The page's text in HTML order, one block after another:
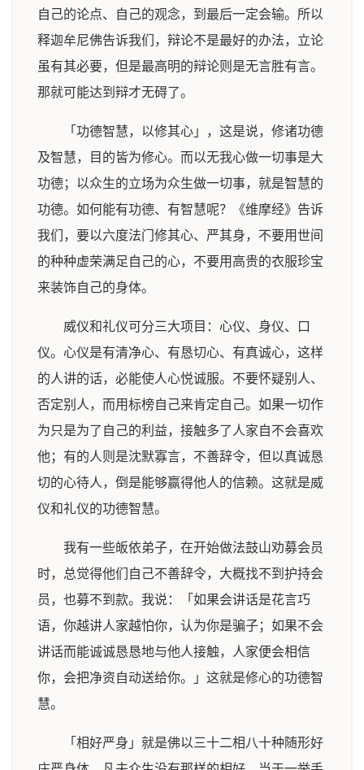
自己的论点、自己的观念，到最后一定会输。所以
释迦牟尼佛告诉我们，辩论不是最好的办法，立论
虽有其必要，但是最高明的辩论则是无言胜有言。
那就可能达到辩才无碍了。
「功德智慧，以修其心」，这是说，修诸功德
及智慧，目的皆为修心。而以无我心做一切事是大
功德；以众生的立场为众生做一切事，就是智慧的
功德。如何能有功德、有智慧呢？《维摩经》告诉
我们，要以六度法门修其心、严其身，不要用世间
的种种虚荣满足自己的心，不要用高贵的衣服珍宝
来装饰自己的身体。
威仪和礼仪可分三大项目：心仪、身仪、口
仪。心仪是有清净心、有恳切心、有真诚心，这样
的人讲的话，必能使人心悦诚服。不要怀疑别人、
否定别人，而用标榜自己来肯定自己。如果一切作
为只是为了自己的利益，接触多了人家自不会喜欢
他；有的人则是沈默寡言，不善辞令，但以真诚恳
切的心待人，倒是能够赢得他人的信赖。这就是威
仪和礼仪的功德智慧。
我有一些皈依弟子，在开始做法鼓山劝募会员
时，总觉得他们自己不善辞令，大概找不到护持会
员，也募不到款。我说：「如果会讲话是花言巧
语，你越讲人家越怕你，认为你是骗子；如果不会
讲话而能诚诚恳恳地与他人接触，人家便会相信
你，会把净资自动送给你。」这就是修心的功德智
慧。
「相好严身」就是佛以三十二相八十种随形好